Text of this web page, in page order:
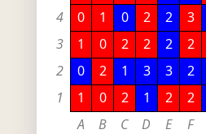
4
0 1 0 2 2 3
3
1 0 2 2 2 2
2
0 2 1 3 3 2
1
1 0 2 1 2 2
A
B C D E F